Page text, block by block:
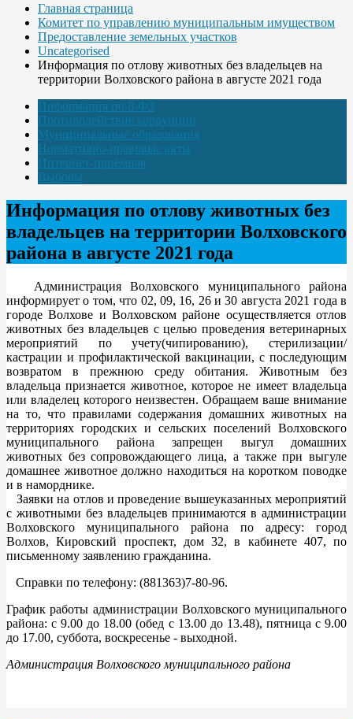
Главная страница
Комитет по управлению муниципальным имуществом
Предоставление земельных участков
Uncategorised
Информация по отлову животных без владельцев на
территории Волховского района в августе 2021 года
Информация по 8-ФЗ
Противодействие коррупции
Муниципальные образования
Нормативно-правовые акты
Интернет-приёмная
Выборы
Информация по отлову животных без
владельцев на территории Волховского
района в августе 2021 года
Администрация Волховского муниципального района
информирует о том, что 02, 09, 16, 26 и 30 августа 2021 года в
городе Волхове и Волховском районе осуществляется отлов
животных без владельцев с целью проведения ветеринарных
мероприятий по учету(чипированию), стерилизации/
кастрации и профилактической вакцинации, с последующим
возвратом в прежнюю среду обитания. Животным без
владельца признается животное, которое не имеет владельца
или владелец которого неизвестен. Обращаем ваше внимание
на то, что правилами содержания домашних животных на
территориях городских и сельских поселений Волховского
муниципального района запрещен выгул домашних
животных без сопровождающего лица, а также при выгуле
домашнее животное должно находиться на коротком поводке
и в наморднике.
Заявки на отлов и проведение вышеуказанных мероприятий
с животными без владельцев принимаются в администрации
Волховского муниципального района по адресу: город
Волхов, Кировский проспект, дом 32, в кабинете 407, по
письменному заявлению гражданина.
Справки по телефону: (881363)7-80-96.
График работы администрации Волховского муниципального
района: с 9.00 до 18.00 (обед с 13.00 до 13.48), пятница с 9.00
до 17.00, суббота, воскресенье - выходной.
Администрация Волховского муниципального района